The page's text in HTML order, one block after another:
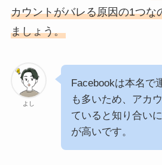
カウントがバレる原因の1つな
ましょう。
よし
Facebookは本名で
も多いため、アカ
ていると知り合い
が高いです。